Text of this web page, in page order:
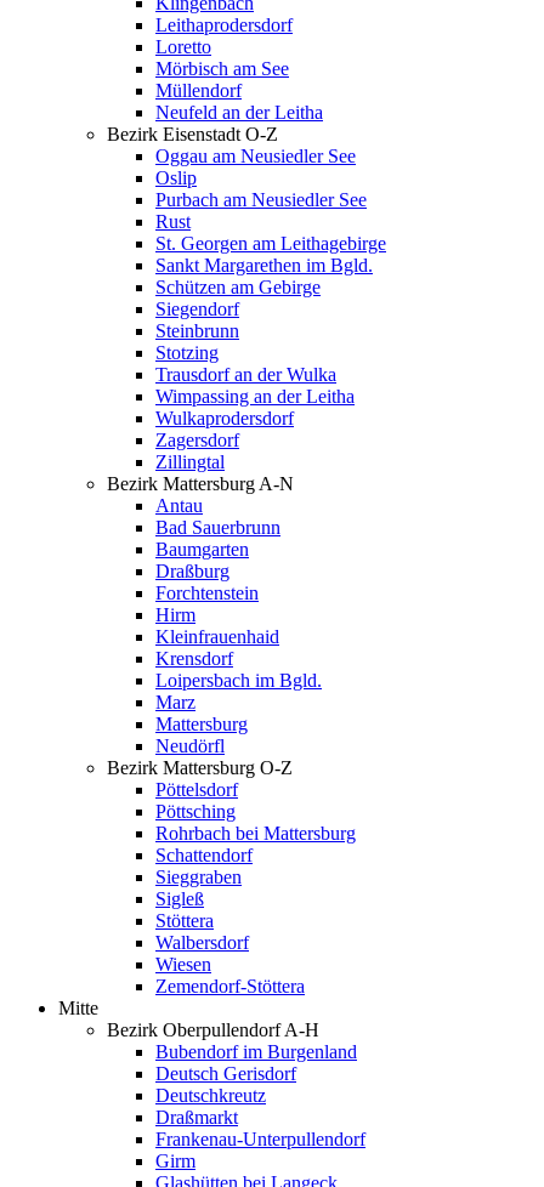
Leithaprodersdorf
Loretto
Mörbisch am See
Müllendorf
Neufeld an der Leitha
Bezirk Eisenstadt O-Z
Oggau am Neusiedler See
Oslip
Purbach am Neusiedler See
Rust
St. Georgen am Leithagebirge
Sankt Margarethen im Bgld.
Schützen am Gebirge
Siegendorf
Steinbrunn
Stotzing
Trausdorf an der Wulka
Wimpassing an der Leitha
Wulkaprodersdorf
Zagersdorf
Zillingtal
Bezirk Mattersburg A-N
Antau
Bad Sauerbrunn
Baumgarten
Draßburg
Forchtenstein
Hirm
Kleinfrauenhaid
Krensdorf
Loipersbach im Bgld.
Marz
Mattersburg
Neudörfl
Bezirk Mattersburg O-Z
Pöttelsdorf
Pöttsching
Rohrbach bei Mattersburg
Schattendorf
Sieggraben
Sigleß
Stöttera
Walbersdorf
Wiesen
Zemendorf-Stöttera
Mitte
Bezirk Oberpullendorf A-H
Bubendorf im Burgenland
Deutsch Gerisdorf
Deutschkreutz
Draßmarkt
Frankenau-Unterpullendorf
Girm
Glashütten bei Langeck